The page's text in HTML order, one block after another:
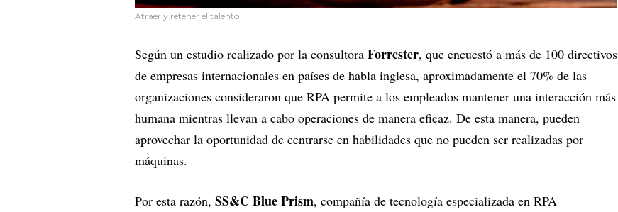
Atraer y retener el talento
Según un estudio realizado por la consultora Forrester, que encuestó a más de 100 directivos
de empresas internacionales en países de habla inglesa, aproximadamente el 70% de las
organizaciones consideraron que RPA permite a los empleados mantener una interacción más
humana mientras llevan a cabo operaciones de manera eficaz. De esta manera, pueden
aprovechar la oportunidad de centrarse en habilidades que no pueden ser realizadas por
máquinas.
Por esta razón, SS&C Blue Prism, compañía de tecnología especializada en RPA